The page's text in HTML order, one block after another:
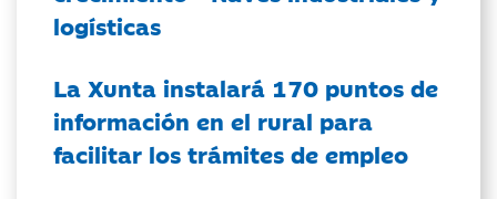
logísticas
La Xunta instalará 170 puntos de
información en el rural para
facilitar los trámites de empleo